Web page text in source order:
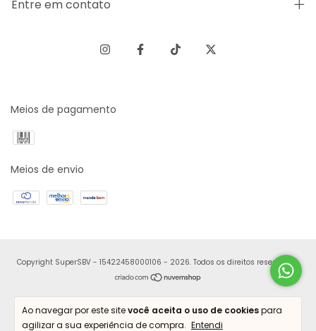
Ao navegar por este sitevocê aceita o uso de cookiespara
agilizar a sua experiência de compra. Entendi
Entre em contato
Meios de pagamento
Meios de envio
Copyright SuperSBV - 15422458000106 - 2026. Todos os direitos reservados.